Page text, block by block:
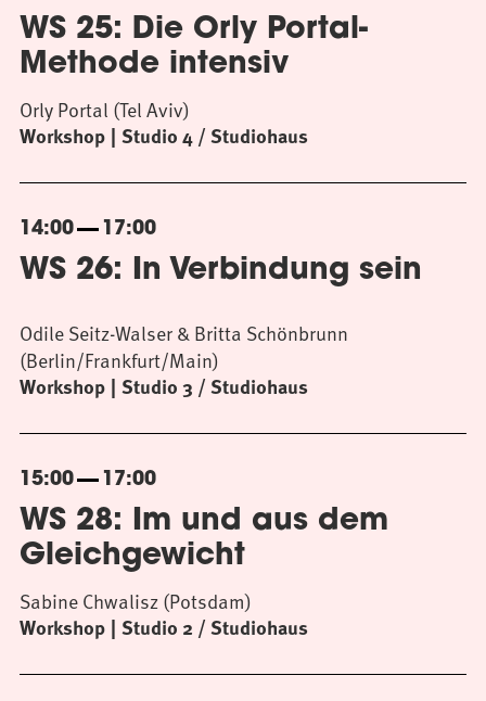
WS 25: Die Orly Portal-
Methode intensiv
Workshop Studio 4 / Studiohaus
Orly Portal (Tel Aviv)
14:00 17:00
WS 26: In Verbindung sein
Workshop Studio 3 / Studiohaus
Odile Seitz-Walser & Britta Schönbrunn
(Berlin/Frankfurt/Main)
15:00 17:00
WS 28: Im und aus dem
Gleichgewicht
Workshop Studio 2 / Studiohaus
Sabine Chwalisz (Potsdam)